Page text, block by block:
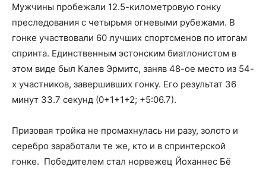
Мужчины пробежали 12.5-километровую гонку
преследования с четырьмя огневыми рубежами. В
гонке участвовали 60 лучших спортсменов по итогам
спринта. Единственным эстонским биатлонистом в
этом виде был Калев Эрмитс, заняв 48-ое место из 54-
х участников, завершивших гонку. Его результат 36
минут 33.7 секунд (0+1+1+2; +5:06.7).
Призовая тройка не промахнулась ни разу, золото и
серебро заработали те же, кто и в спринтерской
гонке. Победителем стал норвежец Йоханнес Бё